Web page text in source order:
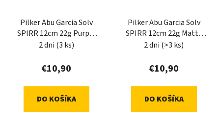
Pilker Abu Garcia Solv
SPIRR 12cm 22g Purple
Poison
2 dni (3 ks)
€10,90
DO KOŠÍKA
Pilker Abu Garcia Solv
SPIRR 12cm 22g Matte
Red
2 dni (>3 ks)
€10,90
DO KOŠÍKA